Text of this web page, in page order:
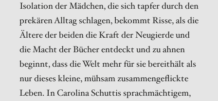
Isolation der Mädchen, die sich tapfer durch den
prekären Alltag schlagen, bekommt Risse, als die
Ältere der beiden die Kraft der Neugierde und
die Macht der Bücher entdeckt und zu ahnen
beginnt, dass die Welt mehr für sie bereithält als
nur dieses kleine, mühsam zusammengeflickte
Leben. In Carolina Schuttis sprachmächtigem,